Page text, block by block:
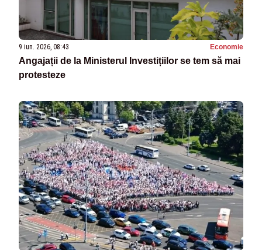
9 iun. 2026, 08:43 Economie
Angajații de la Ministerul Investițiilor se tem să mai
protesteze